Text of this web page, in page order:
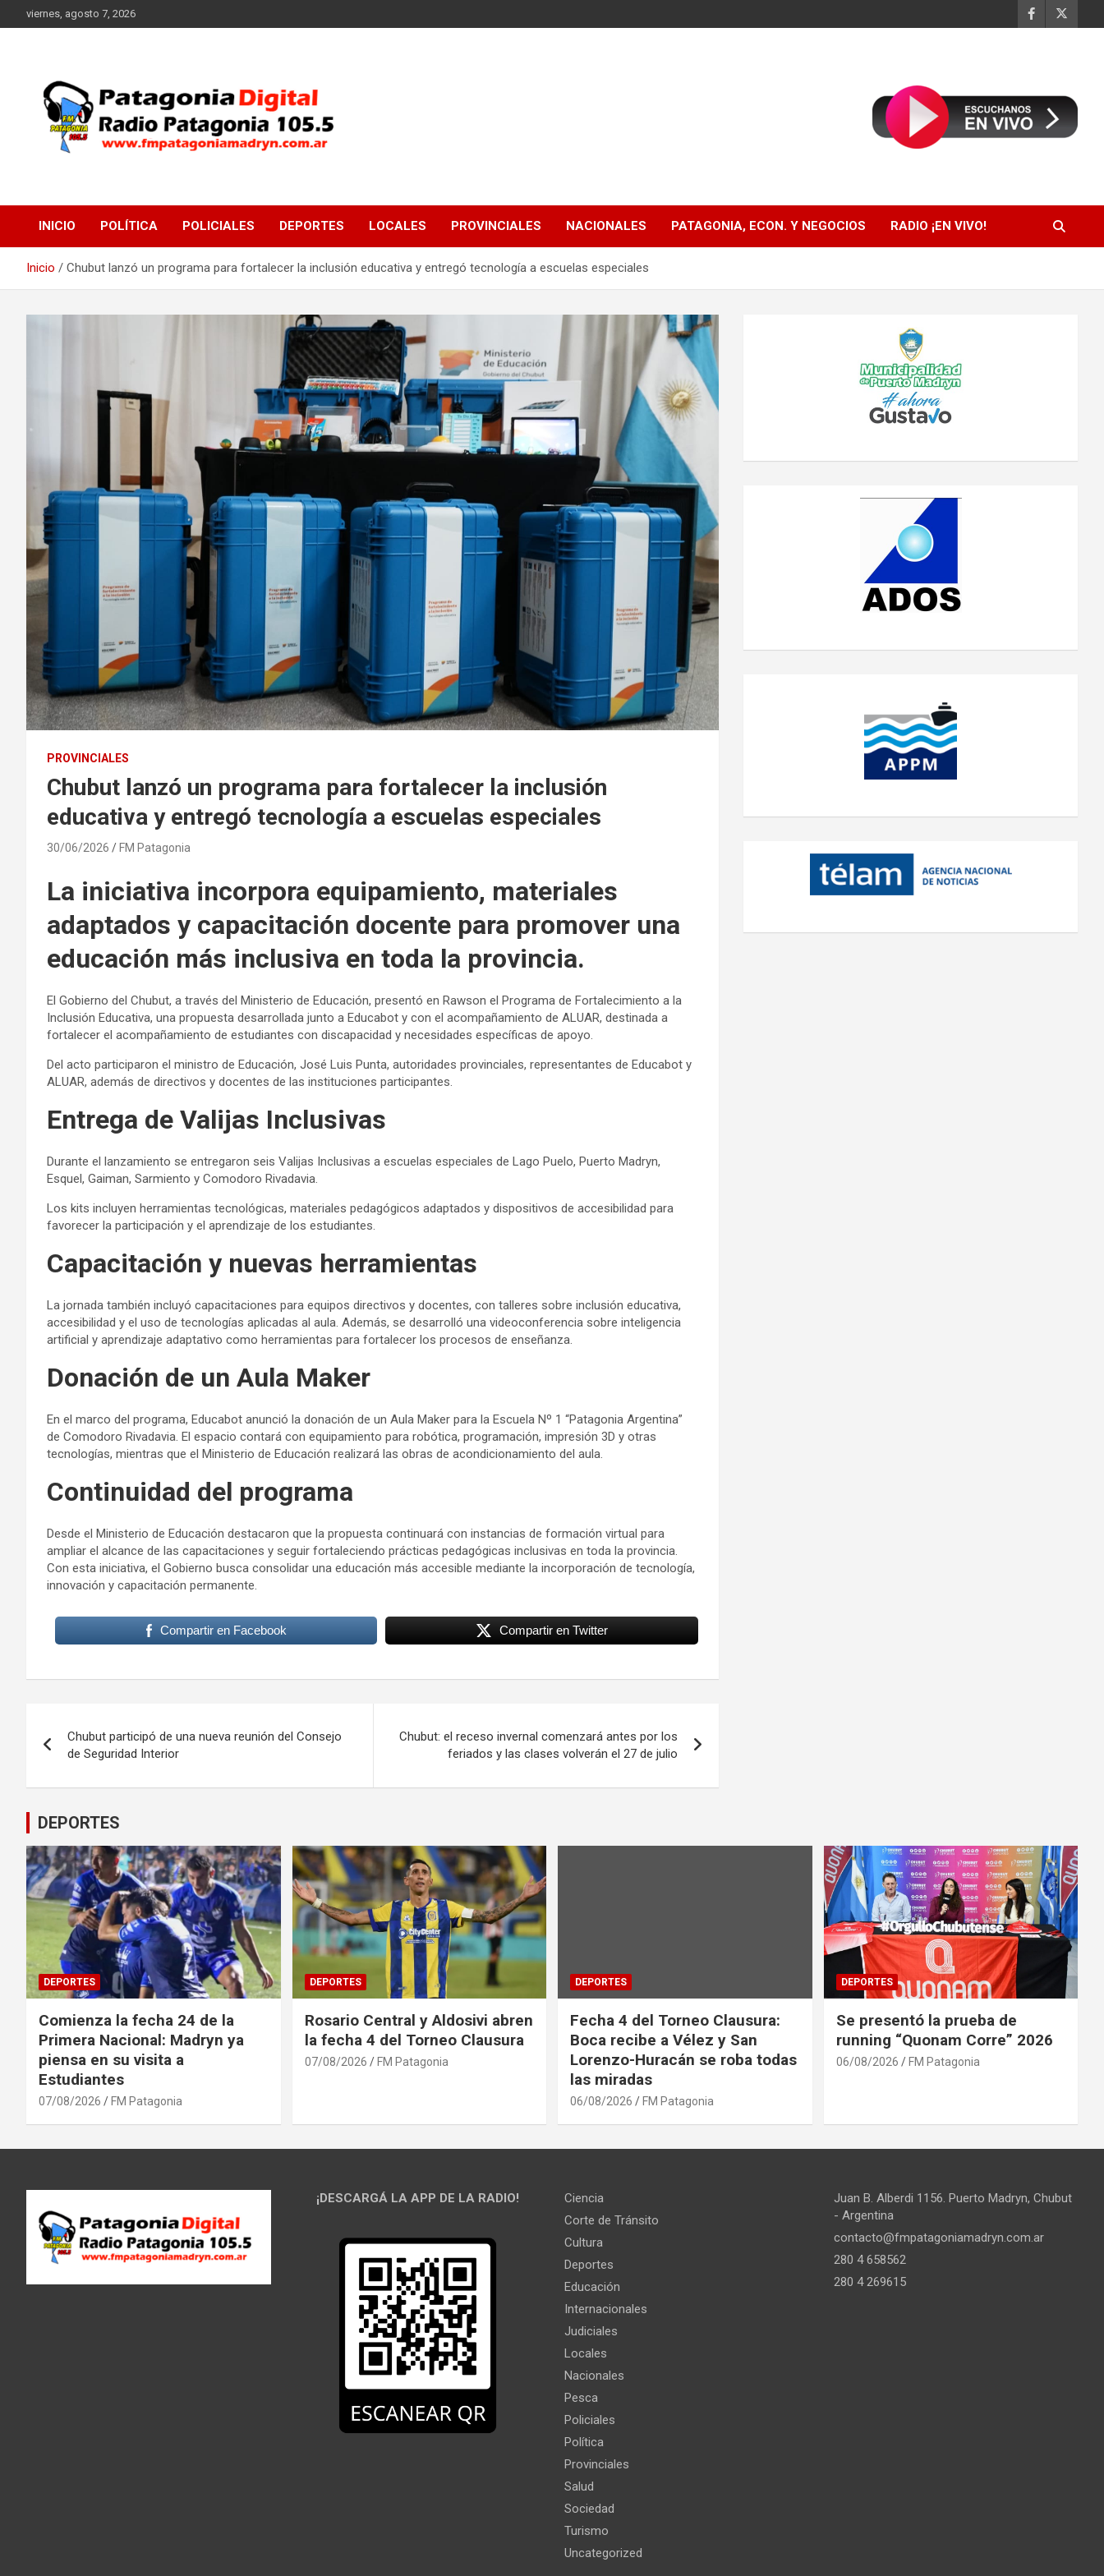
al
viernes, agosto 7, 2026
FM Patagonia Madryn
INICIO POLÍTICA POLICIALES DEPORTES LOCALES PROVINCIALES NACIONALES PATAGONIA, ECON. Y NEGOCIOS RADIO ¡EN VIVO!
Inicio Chubut lanzó un programa para fortalecer la inclusión educativa y entregó tecnología a escuelas especiales
PROVINCIALES
Chubut lanzó un programa para fortalecer la inclusión
educativa y entregó tecnología a escuelas especiales
30/06/2026 FM Patagonia
La iniciativa incorpora equipamiento, materiales
adaptados y capacitación docente para promover una
educación más inclusiva en toda la provincia.
El Gobierno del Chubut, a través del Ministerio de Educación, presentó en Rawson el Programa de Fortalecimiento a la
Inclusión Educativa, una propuesta desarrollada junto a Educabot y con el acompañamiento de ALUAR, destinada a
fortalecer el acompañamiento de estudiantes con discapacidad y necesidades específicas de apoyo.
Del acto participaron el ministro de Educación, José Luis Punta, autoridades provinciales, representantes de Educabot y
ALUAR, además de directivos y docentes de las instituciones participantes.
Entrega de Valijas Inclusivas
Durante el lanzamiento se entregaron seis Valijas Inclusivas a escuelas especiales de Lago Puelo, Puerto Madryn,
Esquel, Gaiman, Sarmiento y Comodoro Rivadavia.
Los kits incluyen herramientas tecnológicas, materiales pedagógicos adaptados y dispositivos de accesibilidad para
favorecer la participación y el aprendizaje de los estudiantes.
Capacitación y nuevas herramientas
La jornada también incluyó capacitaciones para equipos directivos y docentes, con talleres sobre inclusión educativa,
accesibilidad y el uso de tecnologías aplicadas al aula. Además, se desarrolló una videoconferencia sobre inteligencia
artificial y aprendizaje adaptativo como herramientas para fortalecer los procesos de enseñanza.
Donación de un Aula Maker
En el marco del programa, Educabot anunció la donación de un Aula Maker para la Escuela Nº 1 “Patagonia Argentina”
de Comodoro Rivadavia. El espacio contará con equipamiento para robótica, programación, impresión 3D y otras
tecnologías, mientras que el Ministerio de Educación realizará las obras de acondicionamiento del aula.
Continuidad del programa
Desde el Ministerio de Educación destacaron que la propuesta continuará con instancias de formación virtual para
ampliar el alcance de las capacitaciones y seguir fortaleciendo prácticas pedagógicas inclusivas en toda la provincia.
Con esta iniciativa, el Gobierno busca consolidar una educación más accesible mediante la incorporación de tecnología,
innovación y capacitación permanente.
Compartir en Facebook Compartir en Twitter
de
entradas
Chubut participó de una nueva reunión del Consejo
de Seguridad Interior
Chubut: el receso invernal comenzará antes por los
feriados y las clases volverán el 27 de julio
DEPORTES
DEPORTES
Comienza la fecha 24 de la
Primera Nacional: Madryn ya
piensa en su visita a
Estudiantes
07/08/2026 FM Patagonia
DEPORTES
Rosario Central y Aldosivi abren
la fecha 4 del Torneo Clausura
07/08/2026 FM Patagonia
DEPORTES
Fecha 4 del Torneo Clausura:
Boca recibe a Vélez y San
Lorenzo-Huracán se roba todas
las miradas
06/08/2026 FM Patagonia
DEPORTES
Se presentó la prueba de
running “Quonam Corre” 2026
06/08/2026 FM Patagonia
¡DESCARGÁ LA APP DE LA RADIO!
Ciencia
Corte de Tránsito
Cultura
Deportes
Educación
Internacionales
Judiciales
Locales
Nacionales
Pesca
Policiales
Política
Provinciales
Salud
Sociedad
Turismo
Uncategorized
Juan B. Alberdi 1156. Puerto Madryn, Chubut
- Argentina
contacto@fmpatagoniamadryn.com.ar
280 4 658562
280 4 269615